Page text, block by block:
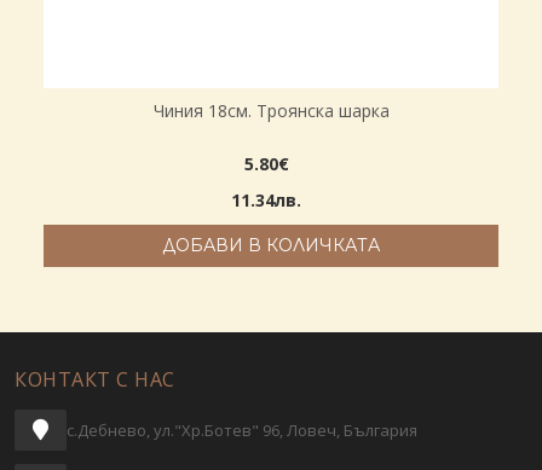
Чиния 18см. Троянска шарка
5.80€
11.34лв.
ДОБАВИ В КОЛИЧКАТА
КОНТАКТ С НАС
с.Дебнево, ул."Хр.Ботев" 96, Ловеч, България